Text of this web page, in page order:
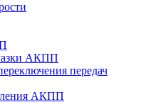
АКПП
передач
АКПП